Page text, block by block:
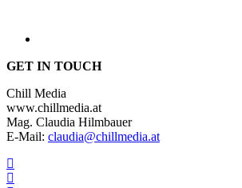
GET IN TOUCH
Chill Media
www.chillmedia.at
Mag. Claudia Hilmbauer
E-Mail: claudia@chillmedia.at